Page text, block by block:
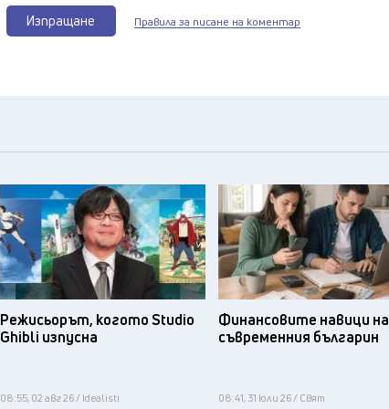
Изпращане Правила за писане на коментар
Режисьорът, когото Studio
Ghibli изпусна
08:55, 02 авг 26 / Idealisti
Финансовите навици на
съвременния българин
08:41, 31 юли 26 / Свят